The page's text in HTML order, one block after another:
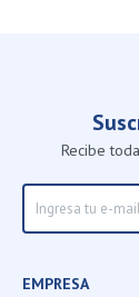
Recibe
EMPRESA